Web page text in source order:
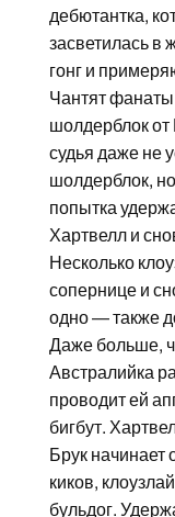
дебютантка,
засветилась в
гонг и
Чантят
шолдерблок
судья даже не
шолдерблок,
попытка
Хартвелл и
Несколько
сопернице и
одно — также
Даже больше,
Австралийка
проводит ей
бигбут.
Брук начинает
киков,
бульдог.